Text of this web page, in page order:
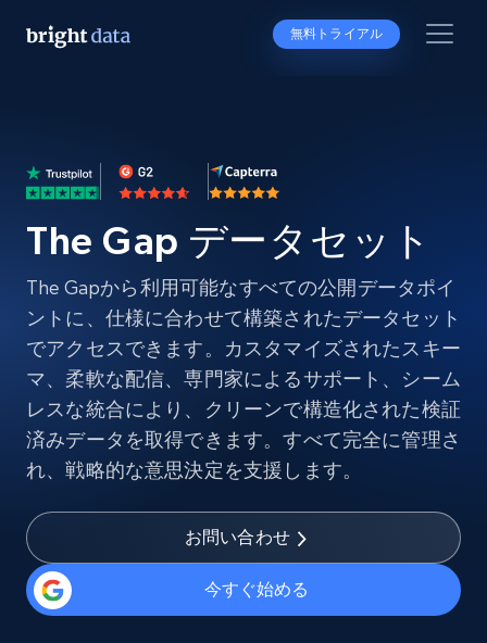
無料トライアル
The Gap データセット
The Gapから利用可能なすべての公開データポイ
ントに、仕様に合わせて構築されたデータセット
でアクセスできます。カスタマイズされたスキー
マ、柔軟な配信、専門家によるサポート、シーム
レスな統合により、クリーンで構造化された検証
済みデータを取得できます。すべて完全に管理さ
れ、戦略的な意思決定を支援します。
お問い合わせ
今すぐ始める